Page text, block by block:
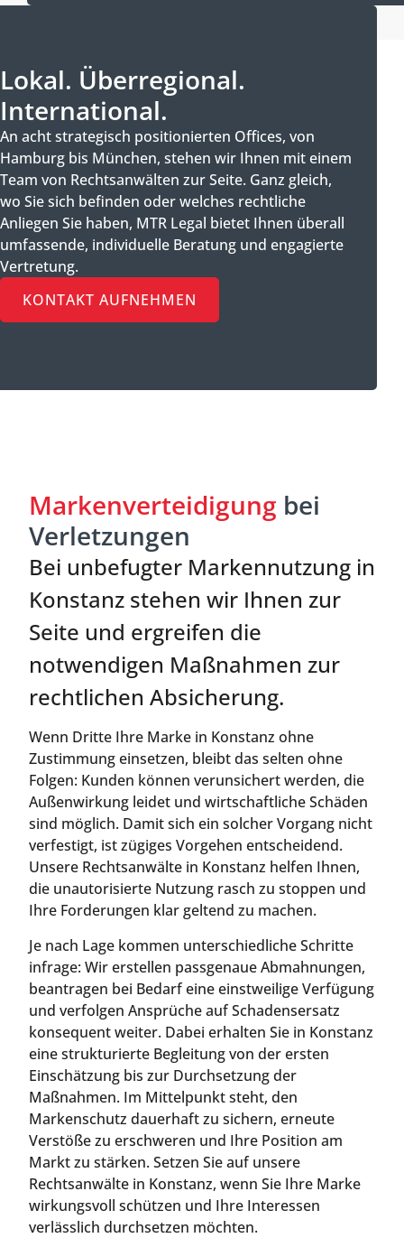
Lokal. Überregional.
International.
An acht strategisch positionierten Offices, von
Hamburg bis München, stehen wir Ihnen mit einem
Team von Rechtsanwälten zur Seite. Ganz gleich,
wo Sie sich befinden oder welches rechtliche
Anliegen Sie haben, MTR Legal bietet Ihnen überall
umfassende, individuelle Beratung und engagierte
Vertretung.
KONTAKT AUFNEHMEN
Markenverteidigung bei
Verletzungen
Bei unbefugter Markennutzung in
Konstanz stehen wir Ihnen zur
Seite und ergreifen die
notwendigen Maßnahmen zur
rechtlichen Absicherung.
Wenn Dritte Ihre Marke in Konstanz ohne
Zustimmung einsetzen, bleibt das selten ohne
Folgen: Kunden können verunsichert werden, die
Außenwirkung leidet und wirtschaftliche Schäden
sind möglich. Damit sich ein solcher Vorgang nicht
verfestigt, ist zügiges Vorgehen entscheidend.
Unsere Rechtsanwälte in Konstanz helfen Ihnen,
die unautorisierte Nutzung rasch zu stoppen und
Ihre Forderungen klar geltend zu machen.
Je nach Lage kommen unterschiedliche Schritte
infrage: Wir erstellen passgenaue Abmahnungen,
beantragen bei Bedarf eine einstweilige Verfügung
und verfolgen Ansprüche auf Schadensersatz
konsequent weiter. Dabei erhalten Sie in Konstanz
eine strukturierte Begleitung von der ersten
Einschätzung bis zur Durchsetzung der
Maßnahmen. Im Mittelpunkt steht, den
Markenschutz dauerhaft zu sichern, erneute
Verstöße zu erschweren und Ihre Position am
Markt zu stärken. Setzen Sie auf unsere
Rechtsanwälte in Konstanz, wenn Sie Ihre Marke
wirkungsvoll schützen und Ihre Interessen
verlässlich durchsetzen möchten.